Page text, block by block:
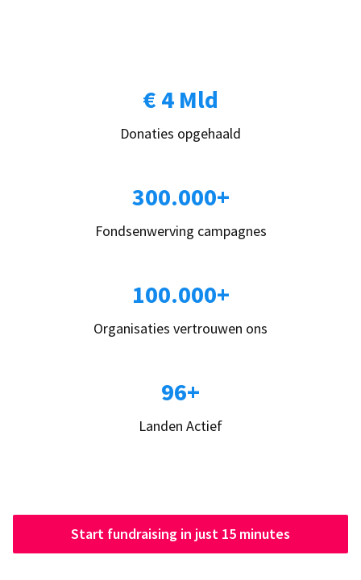
€ 4 Mld
Donaties opgehaald
300.000+
Fondsenwerving campagnes
100.000+
Organisaties vertrouwen ons
96+
Landen Actief
Start fundraising in just 15 minutes